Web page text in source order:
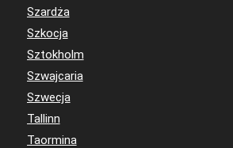
Szardża
Szkocja
Sztokholm
Szwajcaria
Szwecja
Tallinn
Taormina